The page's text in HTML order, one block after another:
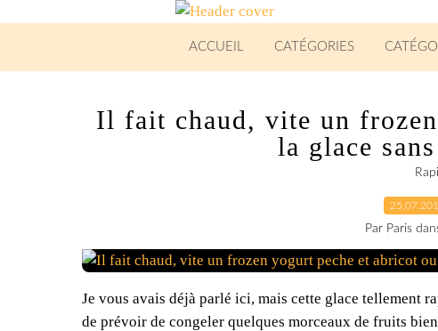
ACCUEIL CATÉGORIES
Il fait chaud, vite un
la glace
Par Paris
Je vous avais déjà parlé ici, mais cette glace tellement
de prévoir de congeler quelques morceaux de fruits